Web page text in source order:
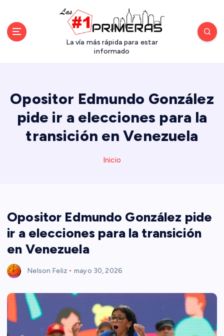
La vía más rápida para estar
informado
Opositor Edmundo González
pide ir a elecciones para la
transición en Venezuela
Inicio
Opositor Edmundo González pide
ir a elecciones para la transición
en Venezuela
Nelson Feliz mayo 30, 2026